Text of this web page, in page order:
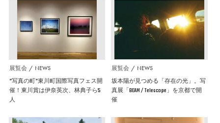
展覧会 NEWS
”写真の町”東川町国際写真フェス開
催！東川賞は伊奈英次、林典子ら5
人
展覧会 NEWS
坂本陽が見つめる「存在の光」。写
真展「BEAM / Telescope」を京都で開
催